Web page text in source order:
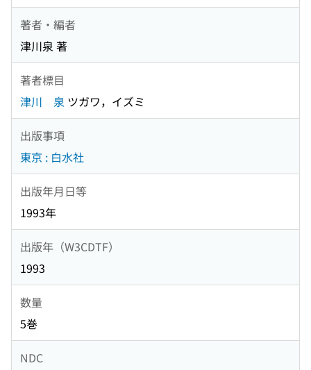
著者・編者
津川泉 著
著者標目
津川 泉 ツガワ，イズミ
出版事項
東京 : 白水社
出版年月日等
1993年
出版年（W3CDTF）
1993
数量
5巻
NDC